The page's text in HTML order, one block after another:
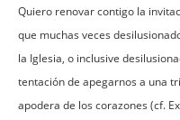
Quiero renovar contigo la
que muchas veces
la Iglesia, o inclusive
tentación de apegarnos a una
apodera de los corazones (cf.